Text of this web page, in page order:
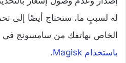
له لسببٍ ما، ستحتاج أيضًا إلى
الخاص بهاتفك من سامسونج في
باستخدام Magisk
.